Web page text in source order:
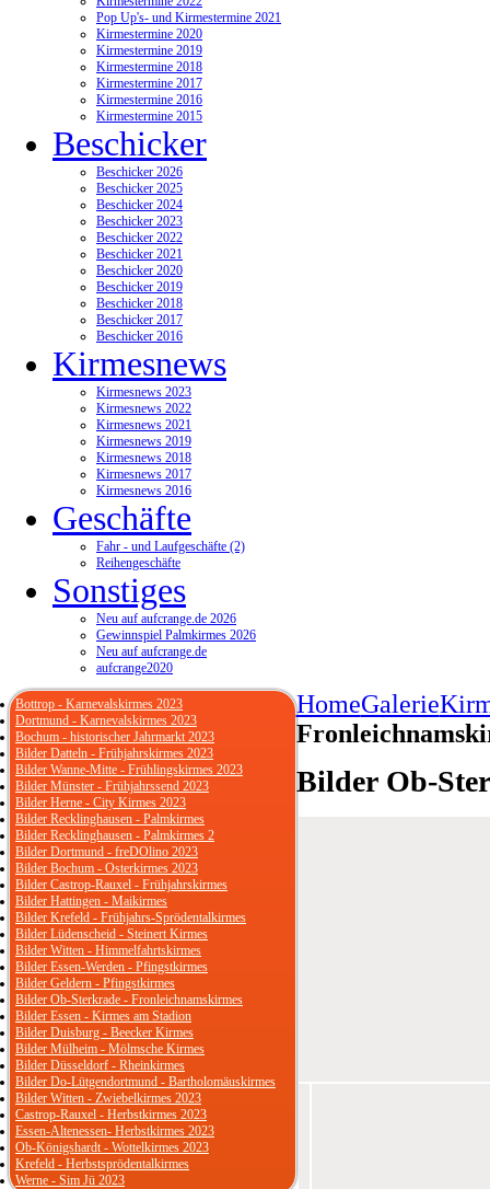
Pop Up's- und Kirmestermine 2021
Kirmestermine 2020
Kirmestermine 2019
Kirmestermine 2018
Kirmestermine 2017
Kirmestermine 2016
Kirmestermine 2015
Beschicker
Beschicker 2026
Beschicker 2025
Beschicker 2024
Beschicker 2023
Beschicker 2022
Beschicker 2021
Beschicker 2020
Beschicker 2019
Beschicker 2018
Beschicker 2017
Beschicker 2016
Kirmesnews
Kirmesnews 2023
Kirmesnews 2022
Kirmesnews 2021
Kirmesnews 2019
Kirmesnews 2018
Kirmesnews 2017
Kirmesnews 2016
Geschäfte
Fahr - und Laufgeschäfte (2)
Reihengeschäfte
Sonstiges
Neu auf aufcrange.de 2026
Gewinnspiel Palmkirmes 2026
Neu auf aufcrange.de
aufcrange2020
HomeGalerie
Bilder Ob-
Bottrop - Karnevalskirmes 2023
Dortmund - Karnevalskirmes 2023
Bochum - historischer Jahrmarkt 2023
Bilder Datteln - Frühjahrskirmes 2023
Bilder Wanne-Mitte - Frühlingskirmes 2023
Bilder Münster - Frühjahrssend 2023
Bilder Herne - City Kirmes 2023
Bilder Recklinghausen - Palmkirmes
Bilder Recklinghausen - Palmkirmes 2
Bilder Dortmund - freDOlino 2023
Bilder Bochum - Osterkirmes 2023
Bilder Castrop-Rauxel - Frühjahrskirmes
Bilder Hattingen - Maikirmes
Bilder Krefeld - Frühjahrs-Sprödentalkirmes
Bilder Lüdenscheid - Steinert Kirmes
Bilder Witten - Himmelfahrtskirmes
Bilder Essen-Werden - Pfingstkirmes
Bilder Geldern - Pfingstkirmes
Bilder Ob-Sterkrade - Fronleichnamskirmes
Bilder Essen - Kirmes am Stadion
Bilder Duisburg - Beecker Kirmes
Bilder Mülheim - Mölmsche Kirmes
Bilder Düsseldorf - Rheinkirmes
Bilder Do-Lütgendortmund - Bartholomäuskirmes
Bilder Witten - Zwiebelkirmes 2023
Castrop-Rauxel - Herbstkirmes 2023
Essen-Altenessen- Herbstkirmes 2023
Ob-Königshardt - Wottelkirmes 2023
Krefeld - Herbstsprödentalkirmes
Werne - Sim Jü 2023